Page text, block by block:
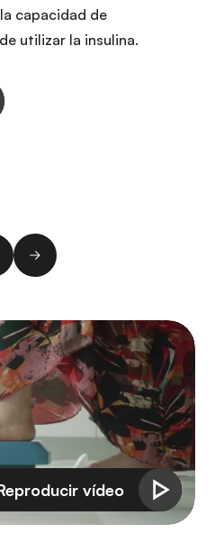
capacidad de
utilizar la insulina.